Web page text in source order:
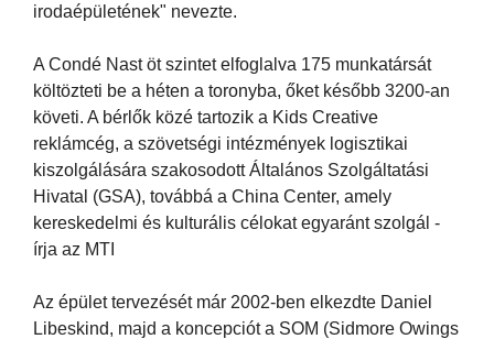
irodaépületének" nevezte.
A Condé Nast öt szintet elfoglalva 175 munkatársát
költözteti be a héten a toronyba, őket később 3200-an
követi. A bérlők közé tartozik a Kids Creative
reklámcég, a szövetségi intézmények logisztikai
kiszolgálására szakosodott Általános Szolgáltatási
Hivatal (GSA), továbbá a China Center, amely
kereskedelmi és kulturális célokat egyaránt szolgál -
írja az MTI
Az épület tervezését már 2002-ben elkezdte Daniel
Libeskind, majd a koncepciót a SOM (Sidmore Owings